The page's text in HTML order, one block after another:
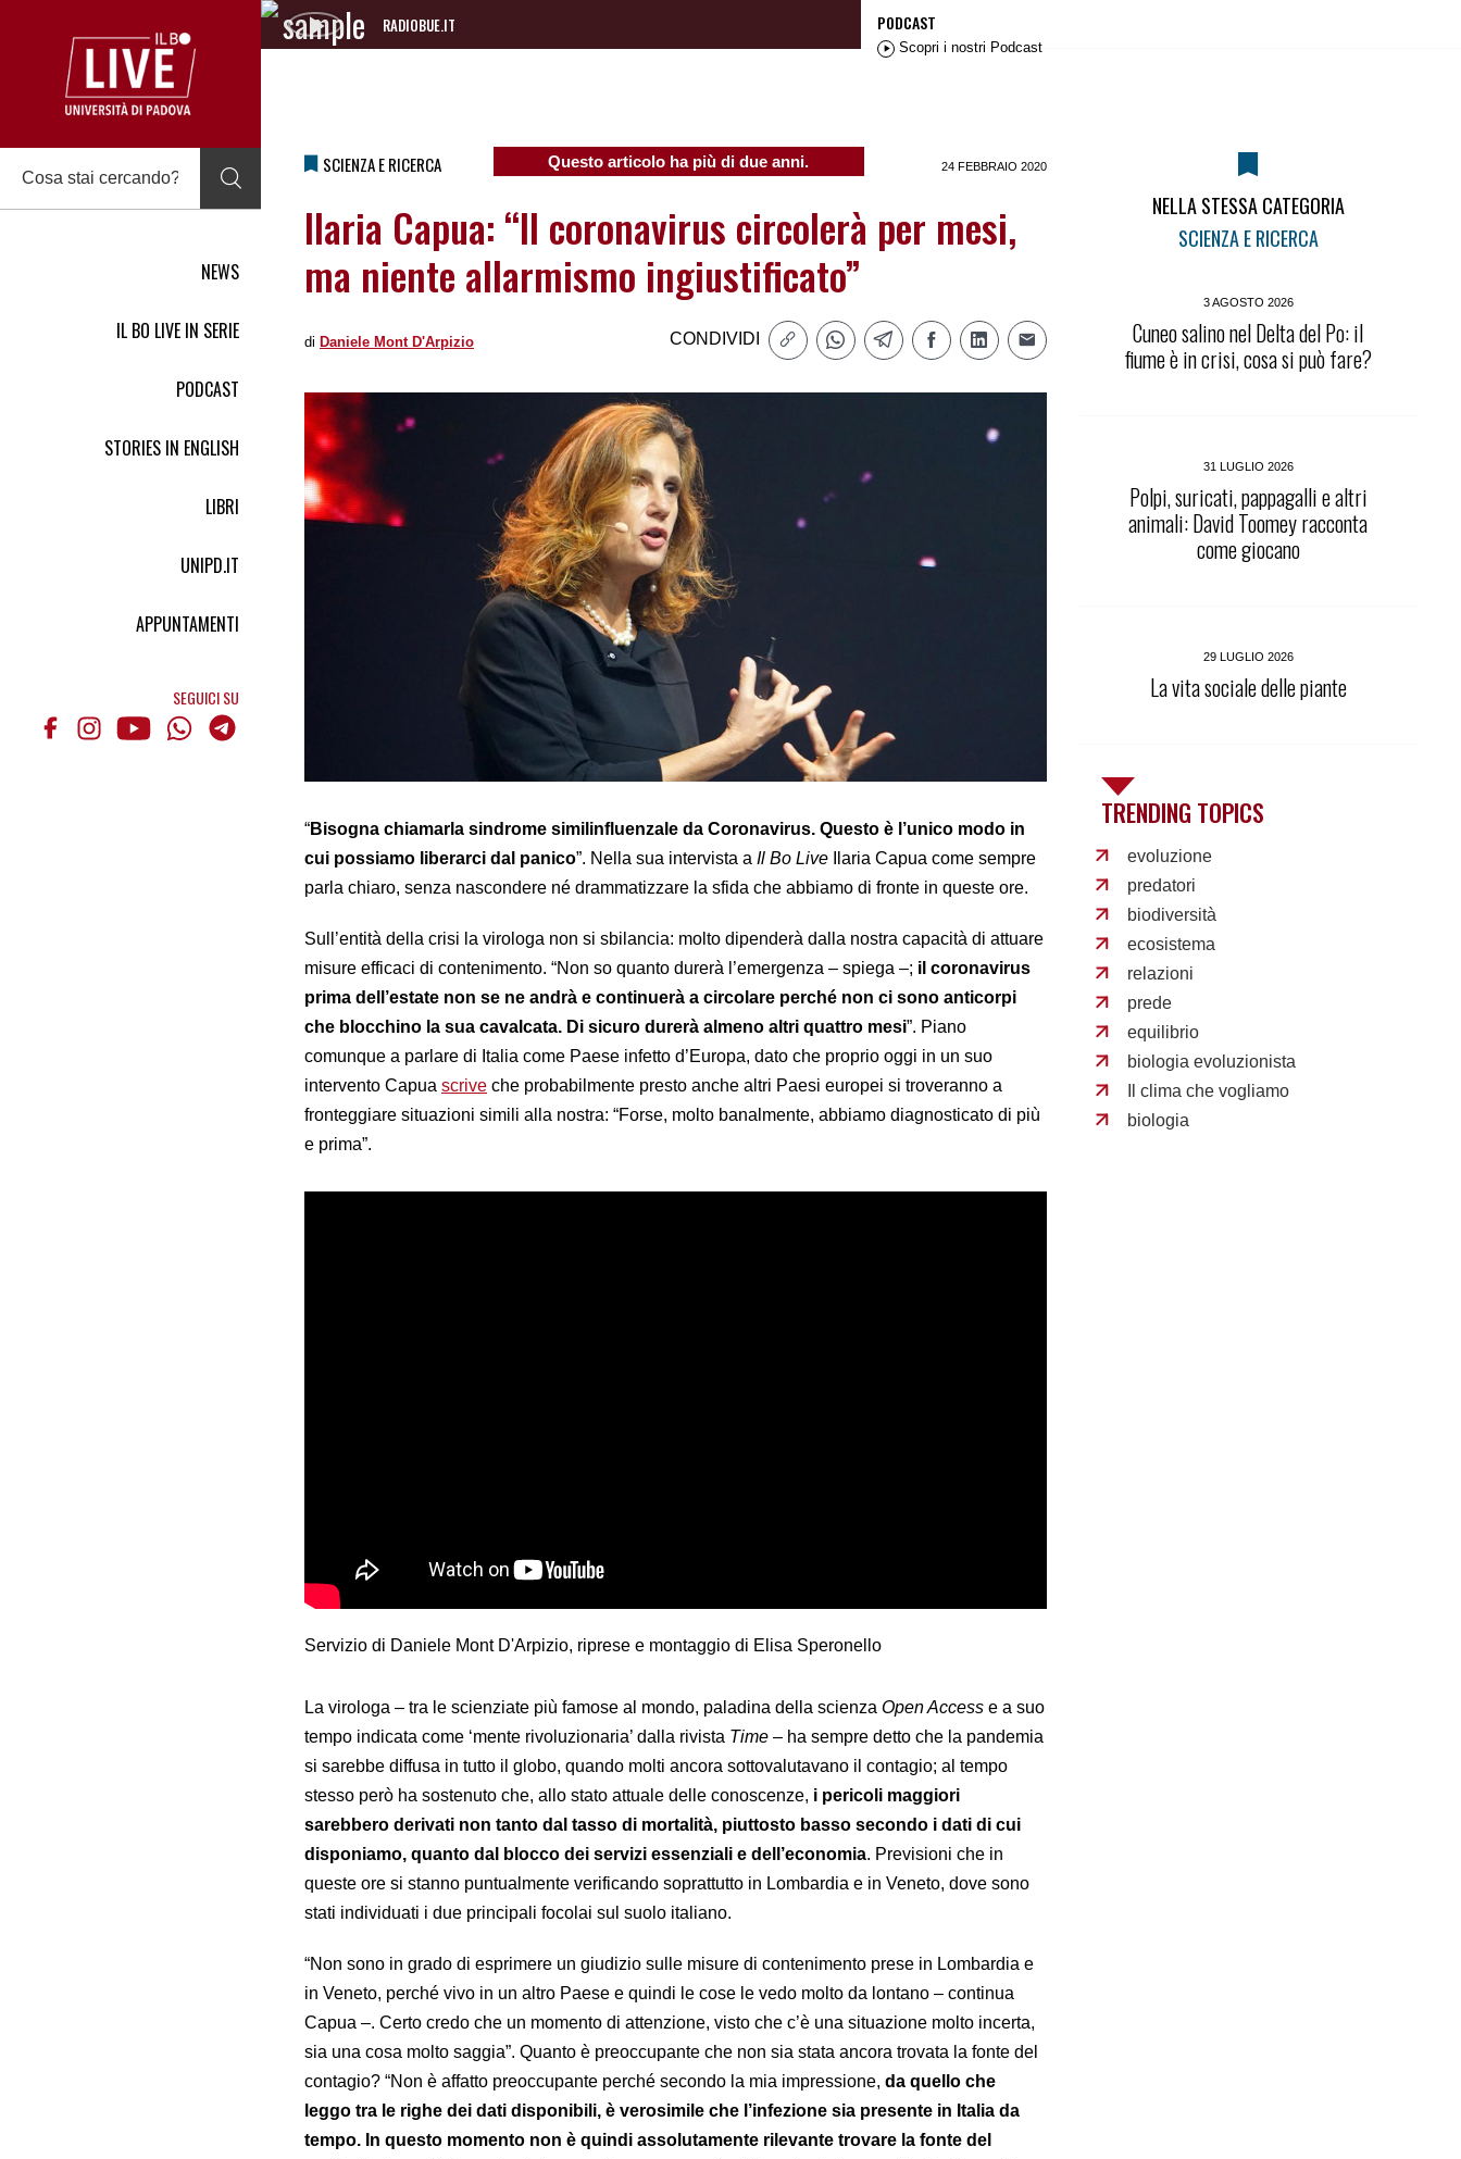
NEWS
IL BO LIVE IN SERIE
PODCAST
STORIES IN ENGLISH
LIBRI
UNIPD.IT
APPUNTAMENTI
SEGUICI SU
RADIOBUE.IT
Audio
PODCAST
Scopri i nostri Podcast
SCIENZA E RICERCA Questo articolo ha più di due anni. 24 FEBBRAIO 2020
Ilaria Capua: “Il coronavirus circolerà per mesi,
ma niente allarmismo ingiustificato”
di Daniele Mont D'Arpizio CONDIVIDI
“Bisogna chiamarla sindrome similinfluenzale da Coronavirus. Questo è l’unico modo in
cui possiamo liberarci dal panico”. Nella sua intervista a Il Bo Live Ilaria Capua come sempre
parla chiaro, senza nascondere né drammatizzare la sfida che abbiamo di fronte in queste ore.
Sull’entità della crisi la virologa non si sbilancia: molto dipenderà dalla nostra capacità di attuare
misure efficaci di contenimento. “Non so quanto durerà l’emergenza – spiega –; il coronavirus
prima dell’estate non se ne andrà e continuerà a circolare perché non ci sono anticorpi
che blocchino la sua cavalcata. Di sicuro durerà almeno altri quattro mesi”. Piano
comunque a parlare di Italia come Paese infetto d’Europa, dato che proprio oggi in un suo
intervento Capua scrive che probabilmente presto anche altri Paesi europei si troveranno a
fronteggiare situazioni simili alla nostra: “Forse, molto banalmente, abbiamo diagnosticato di più
e prima”.
Servizio di Daniele Mont D'Arpizio, riprese e montaggio di Elisa Speronello
La virologa – tra le scienziate più famose al mondo, paladina della scienza Open Access e a suo
tempo indicata come ‘mente rivoluzionaria’ dalla rivista Time – ha sempre detto che la pandemia
si sarebbe diffusa in tutto il globo, quando molti ancora sottovalutavano il contagio; al tempo
stesso però ha sostenuto che, allo stato attuale delle conoscenze, i pericoli maggiori
sarebbero derivati non tanto dal tasso di mortalità, piuttosto basso secondo i dati di cui
disponiamo, quanto dal blocco dei servizi essenziali e dell’economia. Previsioni che in
queste ore si stanno puntualmente verificando soprattutto in Lombardia e in Veneto, dove sono
stati individuati i due principali focolai sul suolo italiano.
“Non sono in grado di esprimere un giudizio sulle misure di contenimento prese in Lombardia e
in Veneto, perché vivo in un altro Paese e quindi le cose le vedo molto da lontano – continua
Capua –. Certo credo che un momento di attenzione, visto che c’è una situazione molto incerta,
sia una cosa molto saggia”. Quanto è preoccupante che non sia stata ancora trovata la fonte del
contagio? “Non è affatto preoccupante perché secondo la mia impressione, da quello che
leggo tra le righe dei dati disponibili, è verosimile che l’infezione sia presente in Italia da
tempo. In questo momento non è quindi assolutamente rilevante trovare la fonte del
NELLA STESSA CATEGORIA
SCIENZA E RICERCA
3 AGOSTO 2026
Cuneo salino nel Delta del Po: il
fiume è in crisi, cosa si può fare?
31 LUGLIO 2026
Polpi, suricati, pappagalli e altri
animali: David Toomey racconta
come giocano
29 LUGLIO 2026
La vita sociale delle piante
TRENDING TOPICS
evoluzione
predatori
biodiversità
ecosistema
relazioni
prede
equilibrio
biologia evoluzionista
Il clima che vogliamo
biologia